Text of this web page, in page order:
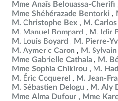
Mme Anaïs Belouassa-Cherifi
Mme Shéhérazade Bentorki
M. Christophe Bex
M.
M. Manuel Bompard
M. Idir
M. Louis Boyard
M. Pierre-
M. Aymeric Caron
M.
Mme Gabrielle Cathala
M.
Mme Sophia Chikirou
M.
M. Éric Coquerel
M. Jean-
M. Sébastien Delogu
M. Aly
Mme Alma Dufour
Mme